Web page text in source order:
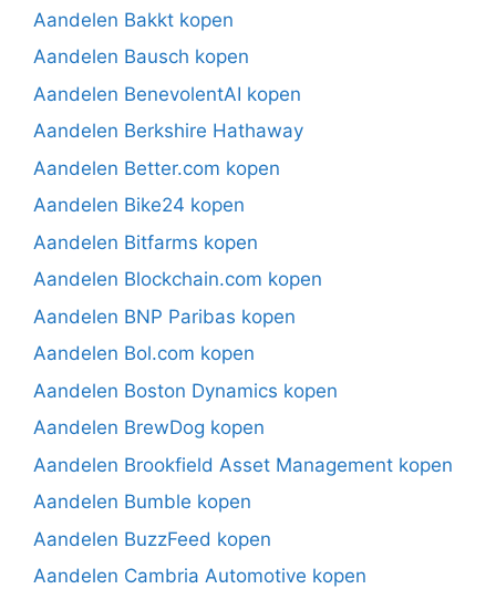
Aandelen Bakkt kopen
Aandelen Bausch kopen
Aandelen BenevolentAI kopen
Aandelen Berkshire Hathaway
Aandelen Better.com kopen
Aandelen Bike24 kopen
Aandelen Bitfarms kopen
Aandelen Blockchain.com kopen
Aandelen BNP Paribas kopen
Aandelen Bol.com kopen
Aandelen Boston Dynamics kopen
Aandelen BrewDog kopen
Aandelen Brookfield Asset Management kopen
Aandelen Bumble kopen
Aandelen BuzzFeed kopen
Aandelen Cambria Automotive kopen